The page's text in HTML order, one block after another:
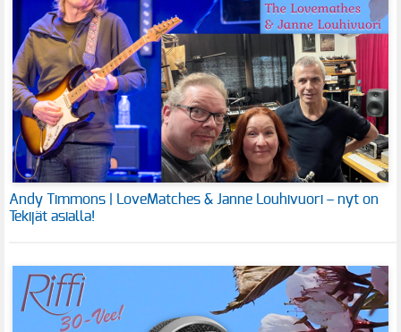
Andy Timmons | LoveMatches & Janne Louhivuori – nyt on
Tekijät asialla!